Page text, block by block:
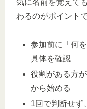
気に名前を覚えて
わるのがポイントで
参加前に「何
具体を確認
役割がある方
から始める
1回で判断せず